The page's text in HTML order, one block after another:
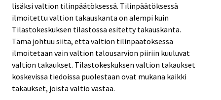
lisäksi valtion tilinpäätöksessä. Tilinpäätöksessä
ilmoitettu valtion takauskanta on alempi kuin
Tilastokeskuksen tilastossa esitetty takauskanta.
Tämä johtuu siitä, että valtion tilinpäätöksessä
ilmoitetaan vain valtion talousarvion piiriin kuuluvat
valtion takaukset. Tilastokeskuksen valtion takaukset
koskevissa tiedoissa puolestaan ovat mukana kaikki
takaukset, joista valtio vastaa.